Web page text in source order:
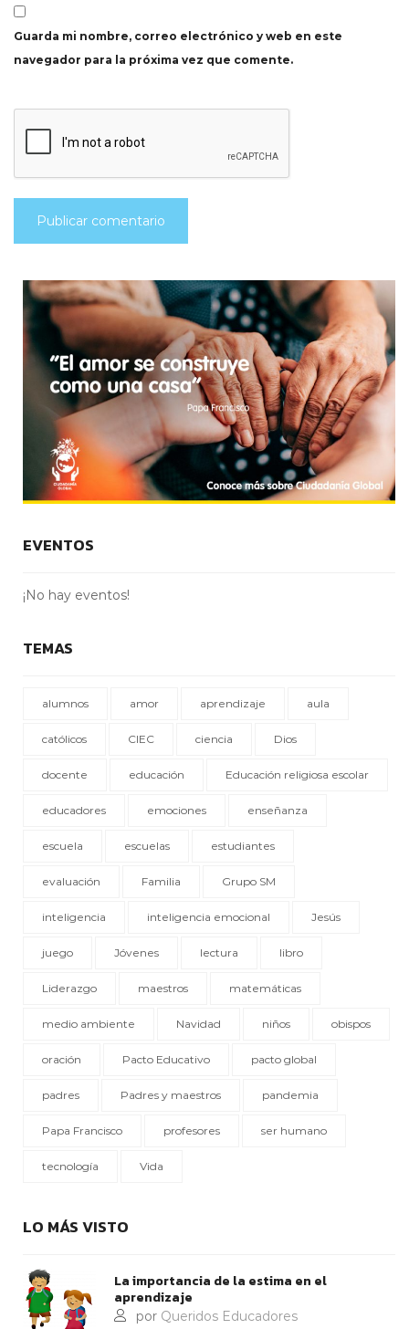
Guarda mi nombre, correo electrónico y web en este
navegador para la próxima vez que comente.
EVENTOS
¡No hay eventos!
TEMAS
alumnos amor aprendizaje aula
católicos CIEC ciencia Dios
docente educación Educación religiosa escolar
educadores emociones enseñanza
escuela escuelas estudiantes
evaluación Familia Grupo SM
inteligencia inteligencia emocional Jesús
juego Jóvenes lectura libro
Liderazgo maestros matemáticas
medio ambiente Navidad niños obispos
oración Pacto Educativo pacto global
padres Padres y maestros pandemia
Papa Francisco profesores ser humano
tecnología Vida
LO MÁS VISTO
La importancia de la estima en el
aprendizaje
por Queridos Educadores